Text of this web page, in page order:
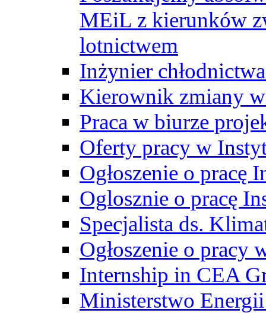
MEiL z kierunków
lotnictwem
Inżynier
Kierownik zmiany
Praca w biurze
Oferty pracy w
Ogłoszenie o pracę
Oglosznie o pracę
Specjalista ds.
Ogłoszenie o pracy
Internship in CEA
Ministerstwo